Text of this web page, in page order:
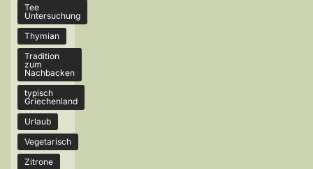
Tee
Untersuchung
Thymian
Tradition
zum
Nachbacken
typisch
Griechenland
Urlaub
Vegetarisch
Zitrone